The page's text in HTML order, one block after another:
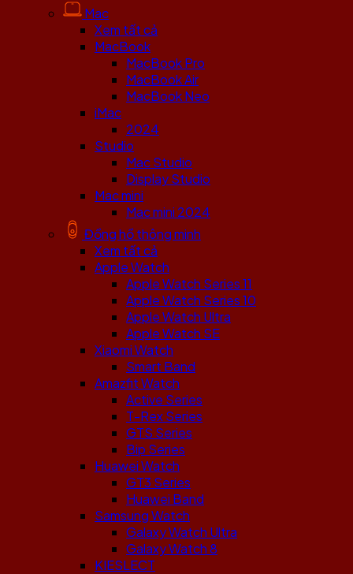
Mac
Xem tất cả
MacBook
MacBook Pro
MacBook Air
MacBook Neo
iMac
2024
Studio
Mac Studio
Display Studio
Mac mini
Mac mini 2024
Đồng hồ thông minh
Xem tất cả
Apple Watch
Apple Watch Series 11
Apple Watch Series 10
Apple Watch Ultra
Apple Watch SE
Xiaomi Watch
Smart Band
Amazfit Watch
Active Series
T-Rex Series
GTS Series
Bip Series
Huawei Watch
GT3 Series
Huawei Band
Samsung Watch
Galaxy Watch Ultra
Galaxy Watch 8
KIESLECT